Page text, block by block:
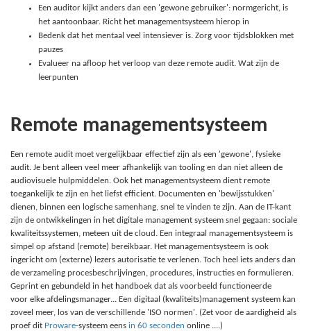
Een auditor kijkt anders dan een 'gewone gebruiker': normgericht, is
het aantoonbaar. Richt het managementsysteem hierop in
Bedenk dat het mentaal veel intensiever is. Zorg voor tijdsblokken met
pauzes
Evalueer na afloop het verloop van deze remote audit. Wat zijn de
leerpunten
Remote managementsysteem
Een remote audit moet vergelijkbaar effectief zijn als een 'gewone', fysieke
audit. Je bent alleen veel meer afhankelijk van tooling en dan niet alleen de
audiovisuele hulpmiddelen. Ook het managementsysteem dient remote
toegankelijk te zijn en het liefst efficient. Documenten en 'bewijsstukken'
dienen, binnen een logische samenhang, snel te vinden te zijn. Aan de IT-kant
zijn de ontwikkelingen in het digitale management systeem snel gegaan: sociale
kwaliteitssystemen, meteen uit de cloud. Een integraal managementsysteem is
simpel op afstand (remote) bereikbaar. Het managementsysteem is ook
ingericht om (externe) lezers autorisatie te verlenen. Toch heel iets anders dan
de verzameling procesbeschrijvingen, procedures, instructies en formulieren.
Geprint en gebundeld in het handboek dat als voorbeeld functioneerde
voor elke afdelingsmanager... Een digitaal (kwaliteits)management systeem kan
zoveel meer, los van de verschillende 'ISO normen'. (Zet voor de aardigheid als
proef dit Proware-systeem eens in 60 seconden online ....)